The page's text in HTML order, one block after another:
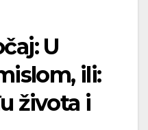
U
ili:
života i